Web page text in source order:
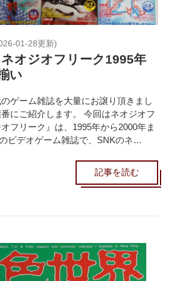
01-28更新)
ネオジオフリーク1995年
い
ゲーム雑誌を大量にお譲り頂きまし
にご紹介します。 今回はネオジオフ
フリーク』は、1995年から2000年ま
ビデオゲーム雑誌で、SNKのネ…
記事を読む